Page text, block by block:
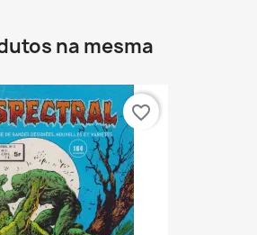
na mesma
favorite_border